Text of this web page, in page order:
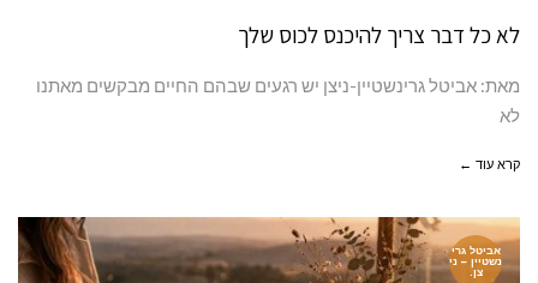
לא כל דבר צריך להיכנס לכוס שלך
מאת: אביטל גרינשטיין-ניצן יש רגעים שבהם החיים מבקשים מאתנו
לא
קרא עוד ←
אביטל גרי
נשטיין – ני
צן.